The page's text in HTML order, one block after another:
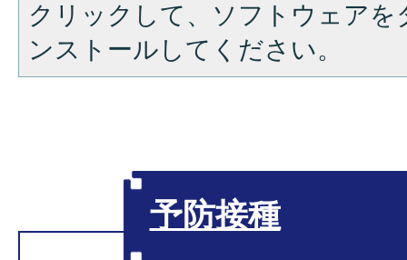
クリックして、ソフトウェア
ンストールしてください。
予防接種